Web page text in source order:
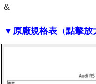
&
▼原廠規格表（點擊放